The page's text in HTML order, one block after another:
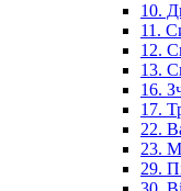
10.
11.
12.
13.
16.
17.
22.
23.
29.